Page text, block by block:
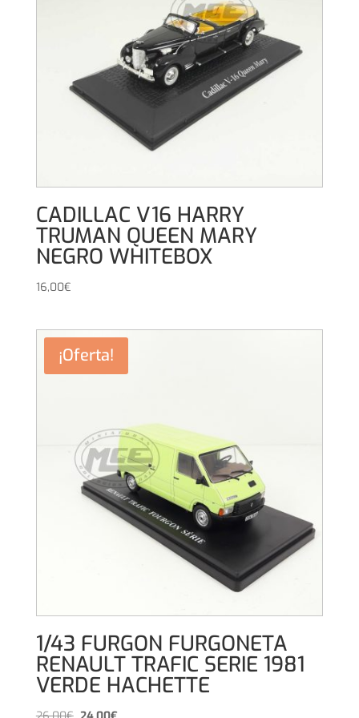
CADILLAC V16 HARRY
TRUMAN QUEEN MARY
NEGRO WHITEBOX
16,00€
¡Oferta!
1/43 FURGON FURGONETA
RENAULT TRAFIC SERIE 1981
VERDE HACHETTE